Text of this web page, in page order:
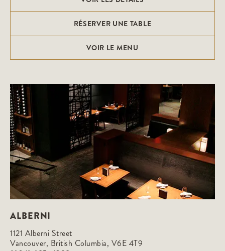
RÉSERVER UNE TABLE
VOIR LE MENU
ALBERNI
1121 Alberni Street
Vancouver, British Columbia, V6E 4T9